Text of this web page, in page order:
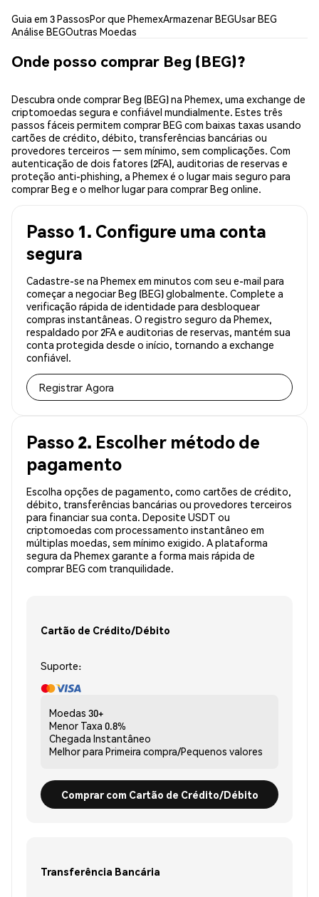
Guia em 3 PassosPor que PhemexArmazenar BEGUsar BEG
Análise BEGOutras Moedas
Onde posso comprar Beg (BEG)?
Descubra onde comprar Beg (BEG) na Phemex, uma exchange de
criptomoedas segura e confiável mundialmente. Estes três
passos fáceis permitem comprar BEG com baixas taxas usando
cartões de crédito, débito, transferências bancárias ou
provedores terceiros — sem mínimo, sem complicações. Com
autenticação de dois fatores (2FA), auditorias de reservas e
proteção anti-phishing, a Phemex é o lugar mais seguro para
comprar Beg e o melhor lugar para comprar Beg online.
Passo 1. Configure uma conta
segura
Cadastre-se na Phemex em minutos com seu e-mail para
começar a negociar Beg (BEG) globalmente. Complete a
verificação rápida de identidade para desbloquear
compras instantâneas. O registro seguro da Phemex,
respaldado por 2FA e auditorias de reservas, mantém sua
conta protegida desde o início, tornando a exchange
confiável.
Registrar Agora
Passo 2. Escolher método de
pagamento
Escolha opções de pagamento, como cartões de crédito,
débito, transferências bancárias ou provedores terceiros
para financiar sua conta. Deposite USDT ou
criptomoedas com processamento instantâneo em
múltiplas moedas, sem mínimo exigido. A plataforma
segura da Phemex garante a forma mais rápida de
comprar BEG com tranquilidade.
Cartão de Crédito/Débito
Suporte:
Moedas 30+
Menor Taxa 0.8%
Chegada Instantâneo
Melhor para Primeira compra/Pequenos valores
Comprar com Cartão de Crédito/Débito
Transferência Bancária